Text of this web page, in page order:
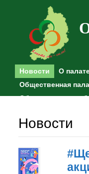
Новости О
Общественная
Общественные
Новости